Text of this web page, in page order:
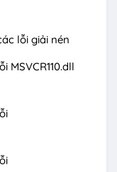
lỗi giải nén
MSVCR110.dll